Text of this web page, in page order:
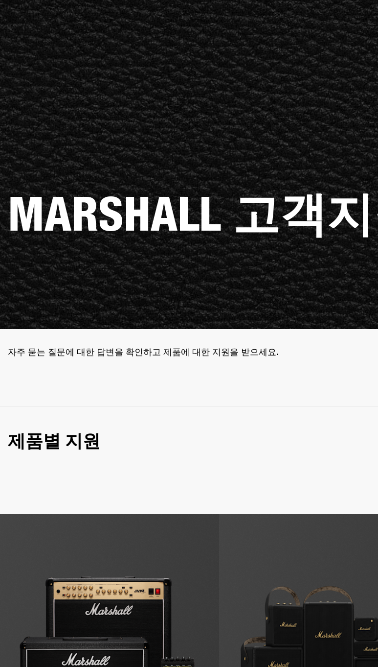
비즈니스 솔루션멤버십공식 판매처 찾기
앰프 스피커헤드폰 드럼백스테이지 MARSHALL RECORDS 스페셜 오퍼
채
팅
으
로
건
너
뛰
기
고객지원
MARSHALL 고객
자주 묻는 질문에 대한 답변을 확인하고 제품에 대한 지원을 받으세요.
제품별 지원